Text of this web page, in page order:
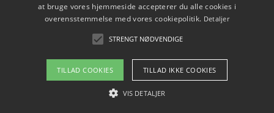
Copyright 2026 - Pilanto Aps
Om / kontakt
Blog Betingelser
at bruge vores hjemmeside accepterer du alle cookies i
overensstemmelse med vores cookiepolitik. Detaljer
STRENGT NØDVENDIGE
TILLAD COOKIES TILLAD IKKE COOKIES
VIS DETALJER